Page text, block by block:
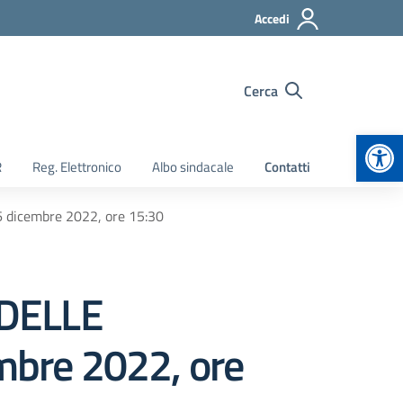
Accedi
Cerca
Reg. Elettronico Albo sindacale Contatti
dicembre 2022, ore 15:30
2022, ore